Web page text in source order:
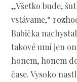
„Všetko bude,
vstávame,“
Babička
takové umí jen
honem, honem
čase. Vysoko